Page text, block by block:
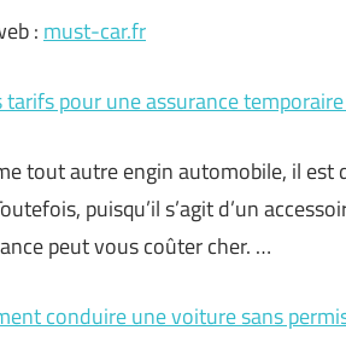
: must-car.fr
tarifs pour une assurance
tout autre engin automobile, il est
puisqu’il s’agit d’un
peut vous coûter cher. …
conduire une voiture sans